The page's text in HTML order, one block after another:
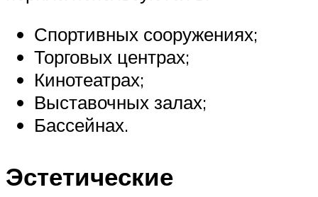
Спортивных сооружениях;
Торговых центрах;
Кинотеатрах;
Выставочных залах;
Бассейнах.
Эстетические